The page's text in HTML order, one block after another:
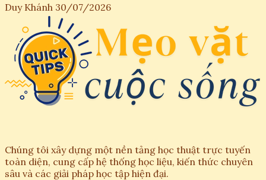
Duy Khánh 30/07/2026
Chúng tôi xây dựng một nền tảng học thuật trực tuyến
toàn diện, cung cấp hệ thống học liệu, kiến thức chuyên
sâu và các giải pháp học tập hiện đại.